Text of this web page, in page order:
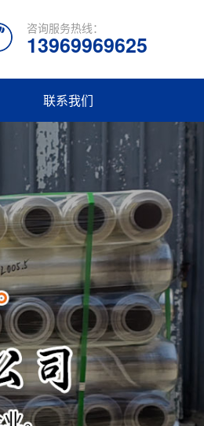
咨询服务热线：
13969969625
联系我们